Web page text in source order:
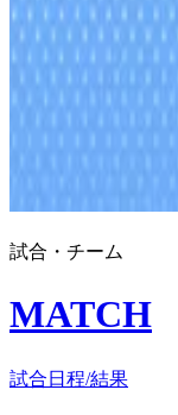
試合・チーム
MATCH
試合日程/結果